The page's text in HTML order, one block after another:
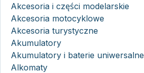
Akcesoria i części modelarskie
Akcesoria motocyklowe
Akcesoria turystyczne
Akumulatory
Akumulatory i baterie uniwersalne
Alkomaty